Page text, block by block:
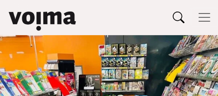
Siirry sisältöön
Päävalikko